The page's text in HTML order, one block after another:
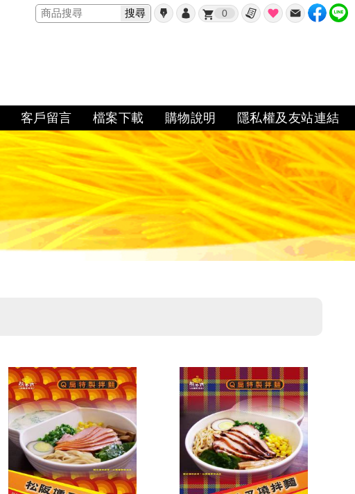
搜尋 0
客戶留言 檔案下載 購物說明 隱私權及友站連結